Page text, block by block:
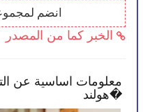
انضم
الخبر كما من المصدر
تمكنك بأن تصبح أكثر